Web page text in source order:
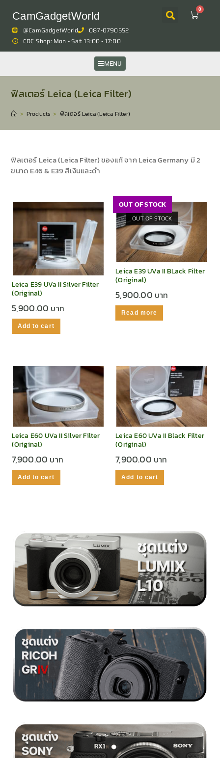
CamGadgetWorld
0
@CamGadgetWorld
087-0790552
CDC Shop: Mon - Sat: 13:00 - 17:00
MENU
ฟิลเตอร์ Leica (Leica Filter)
> Products > ฟิลเตอร์ Leica (Leica Filter)
ฟิลเตอร์ Leica (Leica Filter) ของแท้ จาก Leica Germany มี 2
ขนาด E46 & E39 สีเงินและดำ
Leica E39 UVa II Silver Filter
(Original)
5,900.00
Add to cart
OUT OF STOCK
OUT OF STOCK
Leica E39 UVa II BLack Filter
(Original)
5,900.00
Read more
Leica E60 UVa II Silver Filter
(Original)
7,900.00
Add to cart
Leica E60 UVa II Black Filter
(Original)
7,900.00
Add to cart